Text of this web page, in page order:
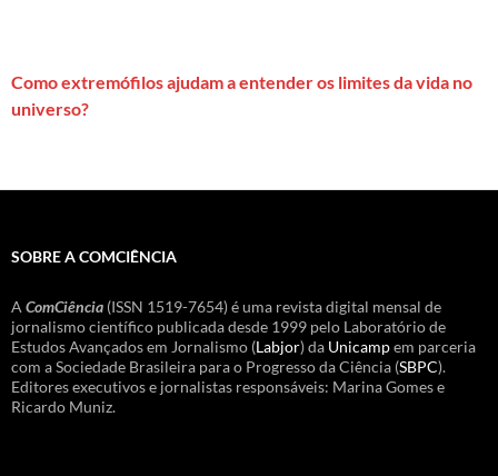
Como extremófilos ajudam a entender os limites da vida no
universo?
SOBRE A COMCIÊNCIA
A ComCiência (ISSN 1519-7654) é uma revista digital mensal de
jornalismo científico publicada desde 1999 pelo Laboratório de
Estudos Avançados em Jornalismo (Labjor) da Unicampem parceria
com a Sociedade Brasileira para o Progresso da Ciência (SBPC).
Editores executivos e jornalistas responsáveis: Marina Gomes e
Ricardo Muniz.